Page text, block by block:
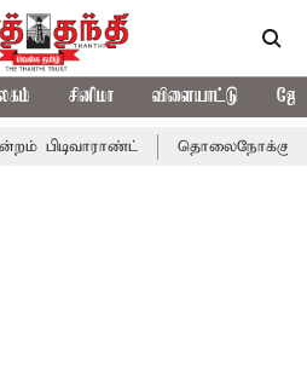
சினிமா விளையாட்டு
தொலைநோக்கு